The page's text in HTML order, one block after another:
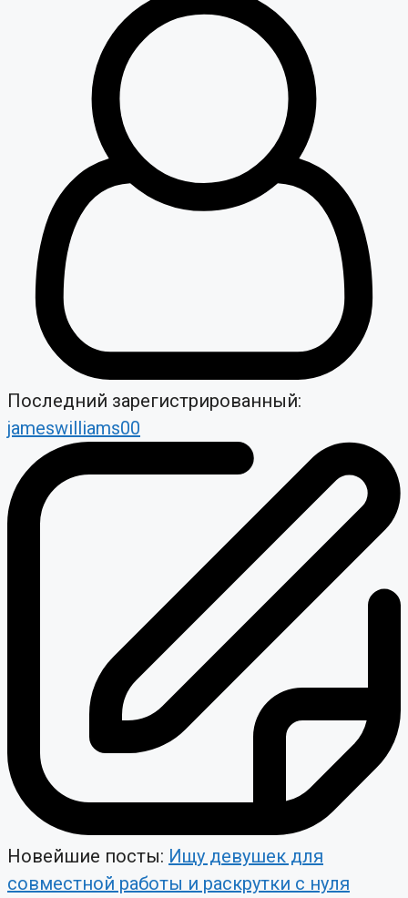
Последний зарегистрированный:
jameswilliams00
Новейшие посты: Ищу девушек для
совместной работы и раскрутки с нуля